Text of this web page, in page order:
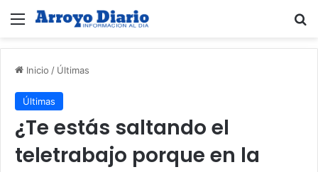
Menú
Inicio / Últimas
Últimas
¿Te estás saltando el
teletrabajo porque en la